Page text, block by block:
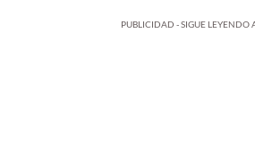
PUBLICIDAD - SIGUE LEYENDO